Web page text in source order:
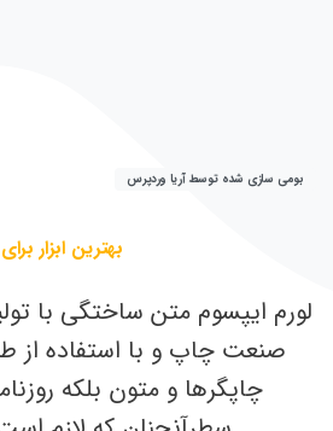
بومی سازی شده توسط آریا وردپرس
بهترین ابزار برای
لورم ایپسوم متن ساختگی با
صنعت چاپ و با استفاده از
چاپگرها و متون بلکه